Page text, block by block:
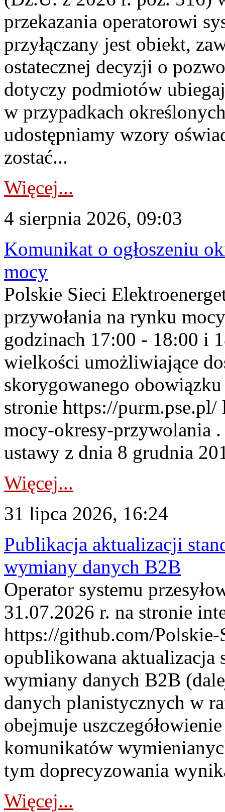
przekazania operatorowi
przyłączany jest obiekt,
ostatecznej decyzji o
dotyczy podmiotów
w przypadkach
udostępniamy wzory
zostać...
Więcej...
4 sierpnia 2026, 09:03
Komunikat o ogłoszeniu
mocy
Polskie Sieci
przywołania na rynku
godzinach 17:00 - 18:00 i
wielkości umożliwiające
skorygowanego
stronie https://
mocy-okresy-przywolania
ustawy z dnia 8 grudnia
Więcej...
31 lipca 2026, 16:24
Publikacja aktualizacji
wymiany danych B2B
Operator systemu
31.07.2026 r. na stronie
https://github.com/Polskie-
opublikowana aktualizacja
wymiany danych B2B
danych planistycznych w
obejmuje
komunikatów
tym doprecyzowania
Więcej...